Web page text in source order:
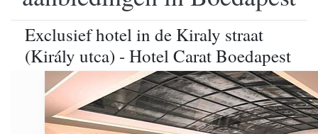
Exclusief hotel in de Kiraly straat
(Király utca) - Hotel Carat Boedapest